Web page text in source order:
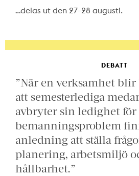
…delas ut den 27–28 augusti.
DEBATT
”När en verksamhet blir
att semesterlediga
avbryter sin ledighet för
bemanningsproblem
anledning att ställa
planering, arbetsmiljö
hållbarhet.”